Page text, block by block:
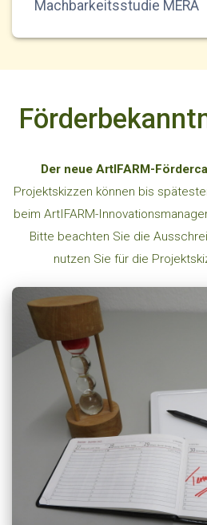
Machbarkeitsstudie MERA
Der neue ArtIFARM-
Projektskizzen können bis
beim ArtIFARM-
Bitte beachten Sie die
nutzen Sie für die